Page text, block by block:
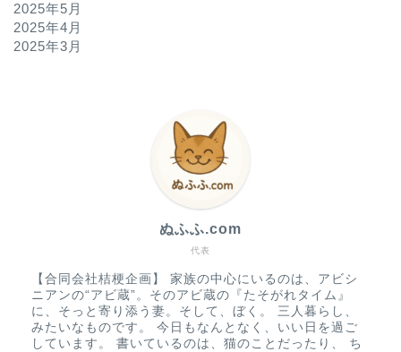
2025年5月
2025年4月
2025年3月
代表
ぬふふ.com
【合同会社桔梗企画】 家族の中心にいるのは、アビシ
ニアンの“アビ蔵”。そのアビ蔵の『たそがれタイム』
に、そっと寄り添う妻。そして、ぼく。 三人暮らし、
みたいなものです。 今日もなんとなく、いい日を過ご
しています。 書いているのは、猫のことだったり、 ち